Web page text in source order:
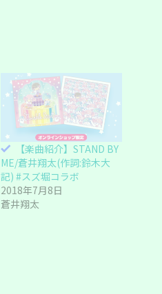
【楽曲紹介】STAND BY
ME/蒼井翔太(作詞:鈴木大
記) #スズ堀コラボ
2018年7月8日
蒼井翔太